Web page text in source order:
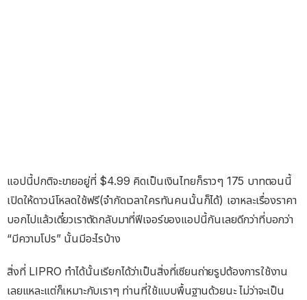
แอปนี้ปกติจะขายอยู่ที่ $4.99 คิดเป็นเงินไทยก็ราวๆ 175 บาทตอนนี้
เปิดให้ดาวน์โหลดใช้ฟรี(จำกัดเวลาใครทันคนนั้นก็ได้) เอาหละเรื่องราคา
บอกไปแล้วเดี๋ยวเราตัดกลับมาที่ฟีเจอร์ของแอปนี้กันเลยดีกว่าที่บอกว่า
“มีความโปร” นั้นมีอะไรบ้าง
สิ่งที่ LIPRO ทำได้นั้นเรียกได้ว่าเป็นสิ่งที่เซียนถ่ายรูปต้องการใช้งาน
เลยแหละแต่ก็เหมาะกับเราๆ ท่านที่ใช้แบบพื้นฐานด้วยนะ ไม่ว่าจะเป็น